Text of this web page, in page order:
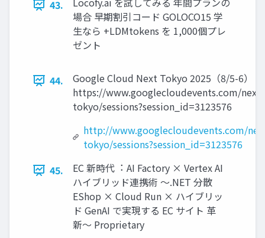
43.
場合 早期割引コード GOLOCO15 学
⽣なら +LDMtokens を 1,000個プレ
ゼント
44.
Google Cloud Next Tokyo 2025（8/5-6）
https://www.googlecloudevents.com/next-
tokyo/sessions?session_id=3123576
http://www.googlecloudevents.com/
tokyo/sessions?session_id=3123576
45.
EC 新時代︓ AI Factory × Vertex AI
ハイブリッド連携術 〜.NET 分散
EShop × Cloud Run × ハイブリッ
ド GenAI で実現する EC サイト ⾰
新〜 Proprietary